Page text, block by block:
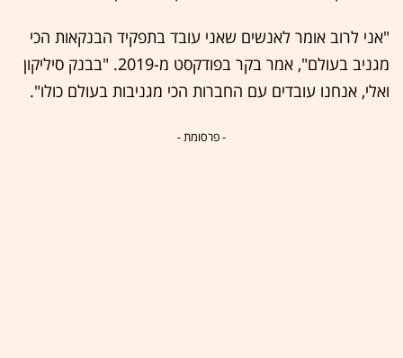
"אני לרוב אומר לאנשים שאני עובד בתפקיד הבנקאות הכי
מגניב בעולם", אמר בקר בפודקסט מ-2019. "בבנק סיליקון
ואלי, אנחנו עובדים עם החברות הכי מגניבות בעולם כולו".
- פרסומת -